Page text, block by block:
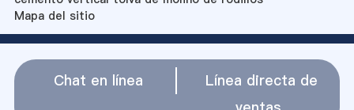
Mapa del sitio
Chat en línea
Línea directa de